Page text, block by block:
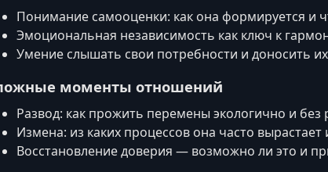
Понимание самооценки: как она формируется и
Эмоциональная независимость как ключ к
Умение слышать свои потребности и доносить
моменты отношений
Развод: как прожить перемены экологично и без
Измена: из каких процессов она часто
Восстановление доверия — возможно ли это и